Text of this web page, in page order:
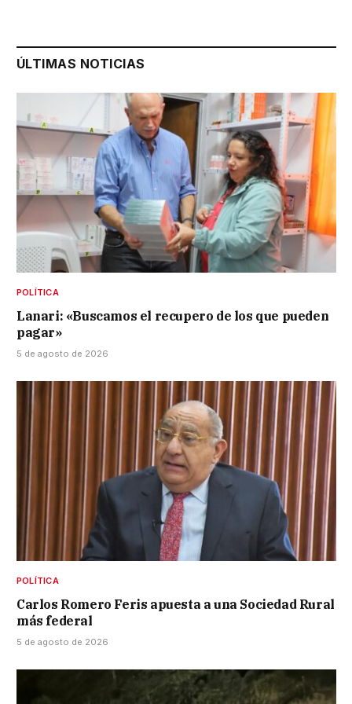
ÚLTIMAS NOTICIAS
POLÍTICA
Lanari: «Buscamos el recupero de los que pueden
pagar»
5 de agosto de 2026
POLÍTICA
Carlos Romero Feris apuesta a una Sociedad Rural
más federal
5 de agosto de 2026